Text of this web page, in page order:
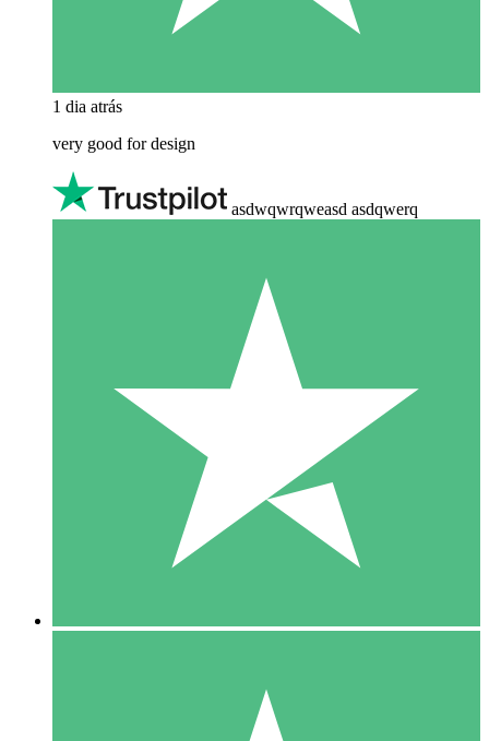
1 dia atrás
very good for design
asdwqwrqweasd asdqwerq